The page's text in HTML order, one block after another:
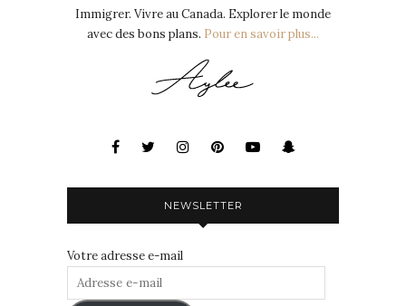
Immigrer. Vivre au Canada. Explorer le monde
avec des bons plans. Pour en savoir plus...
NEWSLETTER
Votre adresse e-mail
Adresse